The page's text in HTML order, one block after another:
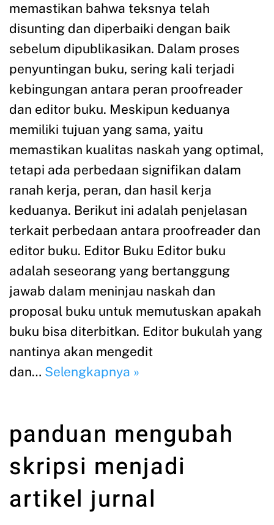
memastikan bahwa teksnya telah
disunting dan diperbaiki dengan baik
sebelum dipublikasikan. Dalam proses
penyuntingan buku, sering kali terjadi
kebingungan antara peran proofreader
dan editor buku. Meskipun keduanya
memiliki tujuan yang sama, yaitu
memastikan kualitas naskah yang optimal,
tetapi ada perbedaan signifikan dalam
ranah kerja, peran, dan hasil kerja
keduanya. Berikut ini adalah penjelasan
terkait perbedaan antara proofreader dan
editor buku. Editor Buku Editor buku
adalah seseorang yang bertanggung
jawab dalam meninjau naskah dan
proposal buku untuk memutuskan apakah
buku bisa diterbitkan. Editor bukulah yang
nantinya akan mengedit
dan… Selengkapnya »
panduan mengubah
skripsi menjadi
artikel jurnal